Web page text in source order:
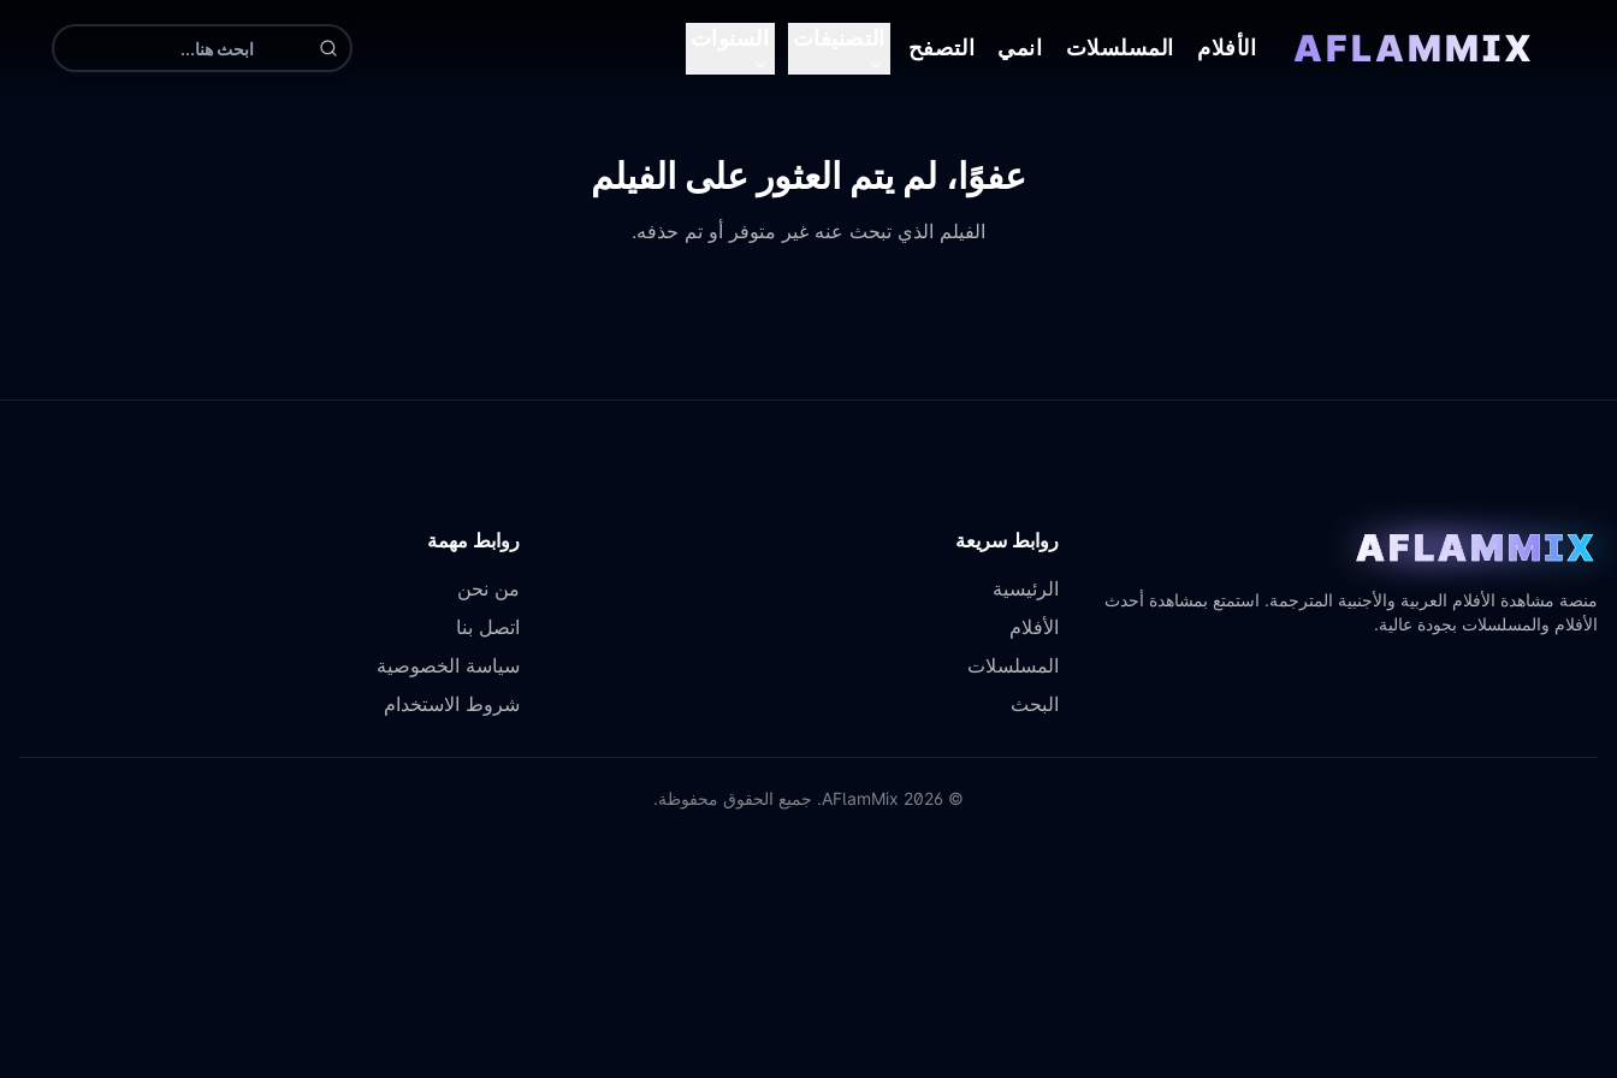
AFLAMMIX الأفلام المسلسلات انمي التصفح
عفوًا، لم يتم العثور على الفيلم
الفيلم الذي تبحث عنه غير متوفر أو تم حذفه.
AFLAMMIX
منصة مشاهدة الأفلام العربية والأجنبية المترجمة. استمتع بمشاهدة أحدث
الأفلام والمسلسلات بجودة عالية.
روابط سريعة
الرئيسية
الأفلام
المسلسلات
البحث
روابط مهمة
من نحن
اتصل بنا
سياسة الخصوصية
شروط الاستخدام
©
2026